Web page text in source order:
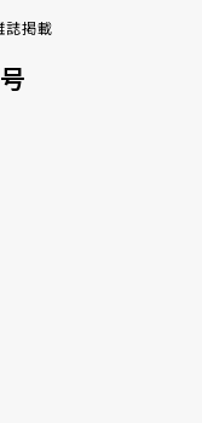
誌掲載